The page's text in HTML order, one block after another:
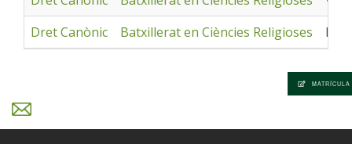
MATRÍCULA
Dret Canònic
Batxillerat en Ciències Religioses